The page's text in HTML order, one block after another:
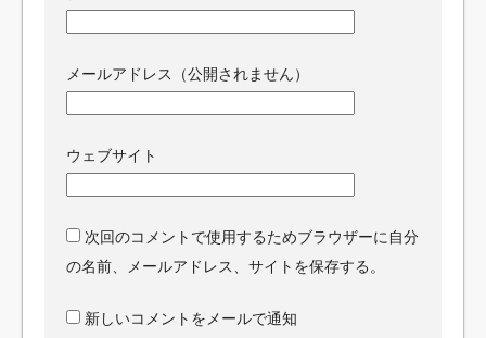
メールアドレス（公開されません）
ウェブサイト
次回のコメントで使用するためブラウザーに自分
の名前、メールアドレス、サイトを保存する。
新しいコメントをメールで通知